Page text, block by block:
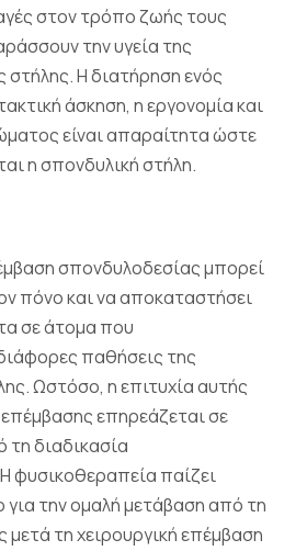
στον τρόπο ζωής τους
την υγεία της
στήλης. Η διατήρηση ενός
άσκηση, η εργονομία και
είναι απαραίτητα ώστε
η σπονδυλική στήλη.
σπονδυλοδεσίας μπορεί
πόνο και να αποκαταστήσει
σε άτομα που
παθήσεις της
Ωστόσο, η επιτυχία αυτής
επέμβασης επηρεάζεται σε
διαδικασία
φυσικοθεραπεία παίζει
για την ομαλή μετάβαση από τη
τη χειρουργική επέμβαση